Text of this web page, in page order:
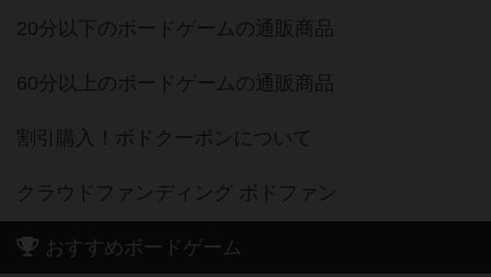
20分以下のボードゲームの通販商品
60分以上のボードゲームの通販商品
割引購入！ボドクーポンについて
クラウドファンディング ボドファン
おすすめボードゲーム